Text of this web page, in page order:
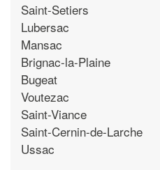
Saint-Setiers
Lubersac
Mansac
Brignac-la-Plaine
Bugeat
Voutezac
Saint-Viance
Saint-Cernin-de-Larche
Ussac